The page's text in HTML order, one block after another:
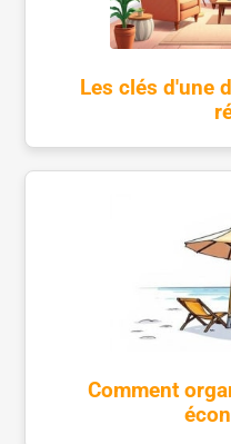
Les clés d'une
Comment